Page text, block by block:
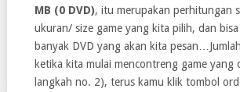
MB (0 DVD), itu merupakan perhitungan
ukuran/ size game yang kita pilih, dan
banyak DVD yang akan kita
ketika kita mulai mencontreng game yang
langkah no. 2), terus kamu klik tombol